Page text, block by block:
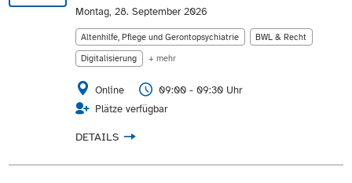
Montag, 28. September 2026
Altenhilfe, Pflege und Gerontopsychiatrie
BWL & Recht
Digitalisierung
+ mehr
Online
09:00 - 09:30 Uhr
Plätze verfügbar
DETAILS